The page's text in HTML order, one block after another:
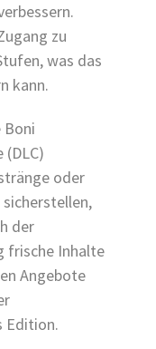
zu
was das
kann.
Boni
oder
der
frische Inhalte
Angebote
Edition.